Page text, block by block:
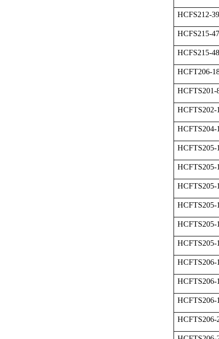
HCFS212-
HCFS215-47
HCFS215-48
HCFT206-
HCFTS201-
HCFTS202-
HCFTS204-
HCFTS205-
HCFTS205-
HCFTS205-
HCFTS205-
HCFTS205-
HCFTS205-
HCFTS206-
HCFTS206-
HCFTS206-
HCFTS206-